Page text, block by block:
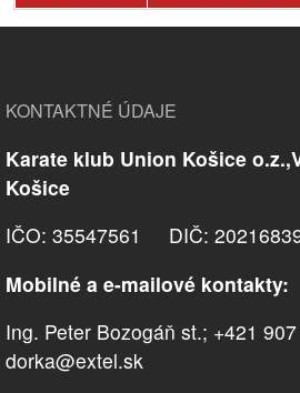
KONTAKTNÉ ÚDAJE
Karate klub Union Košice
Košice
IČO: 35547561 DIČ:
Mobilné a e-mailové kontakty:
Ing. Peter Bozogáň st.; +421
dorka@extel.sk